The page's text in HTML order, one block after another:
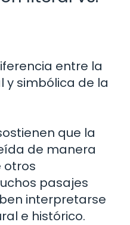
entre la
y simbólica de la
que la
de manera
otros
pasajes
interpretarse
e histórico.